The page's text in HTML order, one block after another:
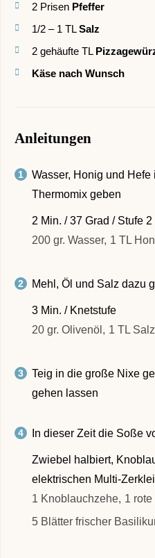
2 Prisen Pfeffer
1/2 – 1 TL Salz
2 gehäufte TL
Käse nach Wunsch
Anleitungen
Wasser, Honig und Hefe
Thermomix geben
2 Min. / 37 Grad / Stufe 2
200 gr. Wasser, 1 TL
Mehl, Öl und Salz dazu
3 Min. / Knetstufe
20 gr. Olivenöl, 1 TL
Teig in die große Nixe
gehen lassen
In dieser Zeit die Soße
Zwiebel halbiert,
elektrischen Multi-
1 Knoblauchzehe, 1
5 Blätter frischer